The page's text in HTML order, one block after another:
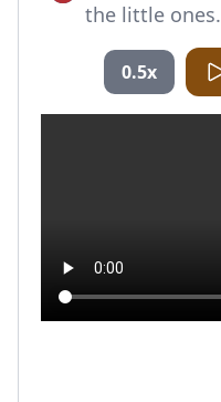
the little ones.
0.5x